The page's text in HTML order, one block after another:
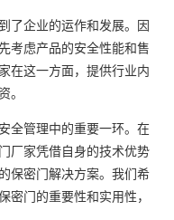
了企业的运作和发展。因
考虑产品的安全性能和售
在这一方面，提供行业内
。
全管理中的重要一环。在
厂家凭借自身的技术优势
保密门解决方案。我们希
门的重要性和实用性，